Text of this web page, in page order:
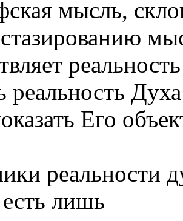
мысль,
реальность
Его
реальности
лишь